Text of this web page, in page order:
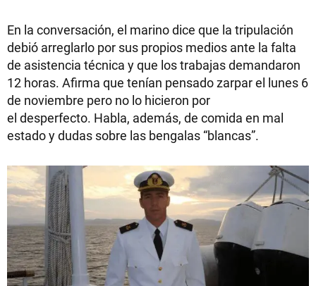
En la conversación, el marino dice que la tripulación
debió arreglarlo por sus propios medios ante la falta
de asistencia técnica y que los trabajas demandaron
12 horas. Afirma que tenían pensado zarpar el lunes 6
de noviembre pero no lo hicieron por
el desperfecto. Habla, además, de comida en mal
estado y dudas sobre las bengalas “blancas”.